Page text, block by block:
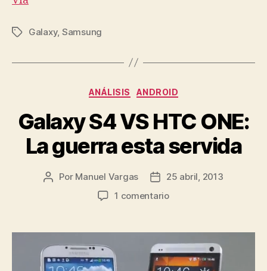
Etiquetas
Galaxy, Samsung
Categorías
ANÁLISIS ANDROID
Galaxy S4 VS HTC ONE:
La guerra esta servida
Autor
Por Manuel Vargas
Fecha
de
25 abril, 2013
1 comentarioen
VS
ONE: